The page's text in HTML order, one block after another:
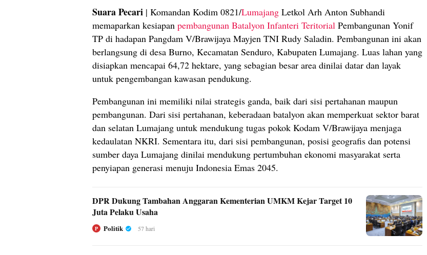
Suara Pecari | Komandan Kodim 0821/Lumajang Letkol Arh Anton Subhandi
memaparkan kesiapan pembangunan Batalyon Infanteri Teritorial Pembangunan Yonif
TP di hadapan Pangdam V/Brawijaya Mayjen TNI Rudy Saladin. Pembangunan ini akan
berlangsung di desa Burno, Kecamatan Senduro, Kabupaten Lumajang. Luas lahan yang
disiapkan mencapai 64,72 hektare, yang sebagian besar area dinilai datar dan layak
untuk pengembangan kawasan pendukung.
Pembangunan ini memiliki nilai strategis ganda, baik dari sisi pertahanan maupun
pembangunan. Dari sisi pertahanan, keberadaan batalyon akan memperkuat sektor barat
dan selatan Lumajang untuk mendukung tugas pokok Kodam V/Brawijaya menjaga
kedaulatan NKRI. Sementara itu, dari sisi pembangunan, posisi geografis dan potensi
sumber daya Lumajang dinilai mendukung pertumbuhan ekonomi masyarakat serta
penyiapan generasi menuju Indonesia Emas 2045.
DPR Dukung Tambahan Anggaran Kementerian UMKM Kejar Target 10
Juta Pelaku Usaha
P Politik 57 hari